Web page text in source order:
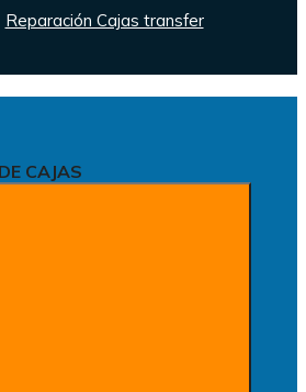
Reparación Cajas transfer
CAJAS